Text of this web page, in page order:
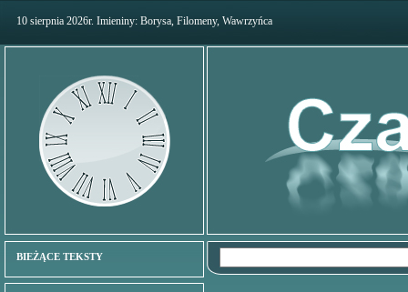
10 sierpnia 2026r. Imieniny: Borysa, Filomeny, Wawrzyńca
BIEŻĄCE TEKSTY